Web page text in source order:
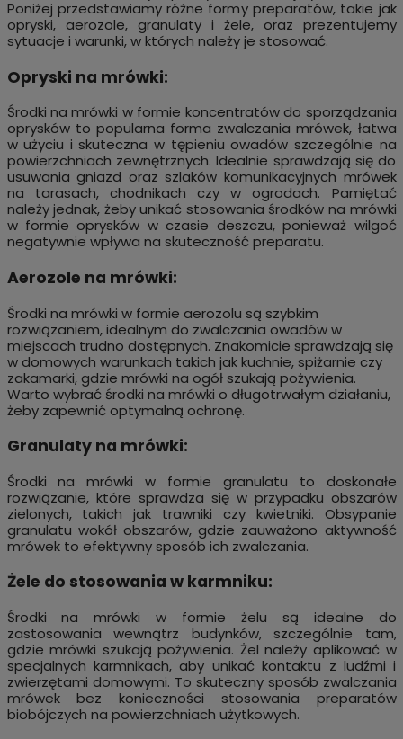
Poniżej przedstawiamy różne formy preparatów, takie jak
opryski, aerozole, granulaty i żele, oraz prezentujemy
sytuacje i warunki, w których należy je stosować.
Opryski na mrówki:
Środki na mrówki w formie koncentratów do sporządzania
oprysków to popularna forma zwalczania mrówek, łatwa
w użyciu i skuteczna w tępieniu owadów szczególnie na
powierzchniach zewnętrznych. Idealnie sprawdzają się do
usuwania gniazd oraz szlaków komunikacyjnych mrówek
na tarasach, chodnikach czy w ogrodach. Pamiętać
należy jednak, żeby unikać stosowania środków na mrówki
w formie oprysków w czasie deszczu, ponieważ wilgoć
negatywnie wpływa na skuteczność preparatu.
Aerozole na mrówki:
Środki na mrówki w formie aerozolu są szybkim
rozwiązaniem, idealnym do zwalczania owadów w
miejscach trudno dostępnych. Znakomicie sprawdzają się
w domowych warunkach takich jak kuchnie, spiżarnie czy
zakamarki, gdzie mrówki na ogół szukają pożywienia.
Warto wybrać środki na mrówki o długotrwałym działaniu,
żeby zapewnić optymalną ochronę.
Granulaty na mrówki:
Środki na mrówki w formie granulatu to doskonałe
rozwiązanie, które sprawdza się w przypadku obszarów
zielonych, takich jak trawniki czy kwietniki. Obsypanie
granulatu wokół obszarów, gdzie zauważono aktywność
mrówek to efektywny sposób ich zwalczania.
Żele do stosowania w karmniku:
Środki na mrówki w formie żelu są idealne do
zastosowania wewnątrz budynków, szczególnie tam,
gdzie mrówki szukają pożywienia. Żel należy aplikować w
specjalnych karmnikach, aby unikać kontaktu z ludźmi i
zwierzętami domowymi. To skuteczny sposób zwalczania
mrówek bez konieczności stosowania preparatów
biobójczych na powierzchniach użytkowych.